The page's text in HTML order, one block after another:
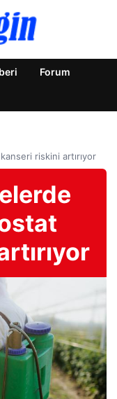
Forum
riskini artırıyor